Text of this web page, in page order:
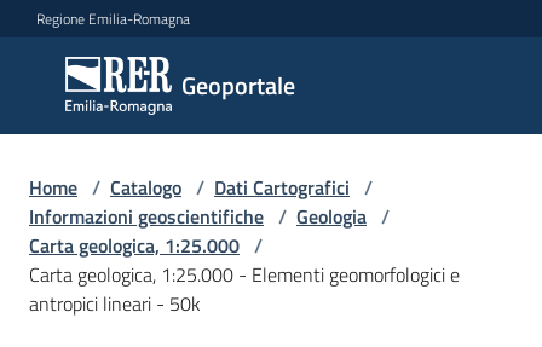
Vai al contenuto
Vai alla navigazione
Vai al footer
Regione Emilia-Romagna
Geoportale
Geoportale
Catalogo
dati,
servizi
e
metadati
Home / Catalogo / Dati Cartografici /
Informazioni geoscientifiche / Geologia /
Carta geologica, 1:25.000 /
Carta geologica, 1:25.000 - Elementi geomorfologici e
antropici lineari - 50k